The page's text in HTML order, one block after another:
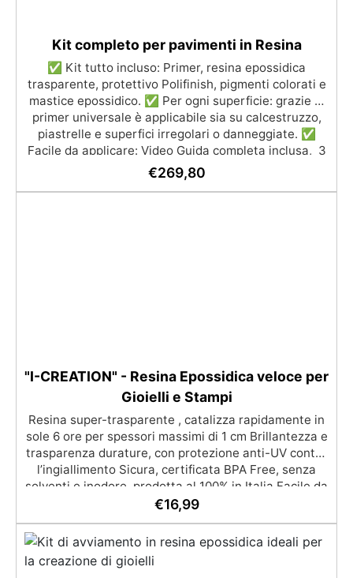
Kit completo per pavimenti in Resina
✅ Kit tutto incluso: Primer, resina epossidica
trasparente, protettivo Polifinish, pigmenti colorati e
mastice epossidico. ✅ Per ogni superficie: grazie al
primer universale è applicabile sia su calcestruzzo,
piastrelle e superfici irregolari o danneggiate. ✅
Facile da applicare: Video Guida completa inclusa, 3
semplici passaggi, dalla preparazione della superficie
alla finitura protettiva antigraffio. ✅ Risultati
€269,80
"I-CREATION" - Resina Epossidica veloce per
Gioielli e Stampi
Resina super-trasparente , catalizza rapidamente in
sole 6 ore per spessori massimi di 1 cm Brillantezza e
trasparenza durature, con protezione anti-UV contro
l’ingiallimento Sicura, certificata BPA Free, senza
solventi e inodore, prodotta al 100% in Italia Facile da
usare (rapporto 2:1) e lavorare, con bassa viscosità
decorazioni e prototipazione rapida.
€16,99